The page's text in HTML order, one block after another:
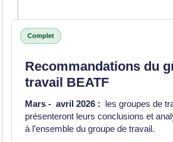
Complet
Recommandations du
travail BEATF
Mars - avril 2026 : les groupes de
présenteront leurs conclusions et
à l’ensemble du groupe de travail.